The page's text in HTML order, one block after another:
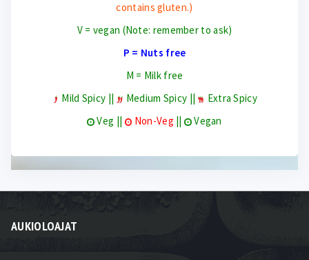
contains gluten.)
V = vegan (Note: remember to ask)
P = Nuts free
M = Milk free
Mild Spicy ||
Medium Spicy ||
Extra Spicy
Veg ||
Non-Veg || Vegan
AUKIOLOAJAT